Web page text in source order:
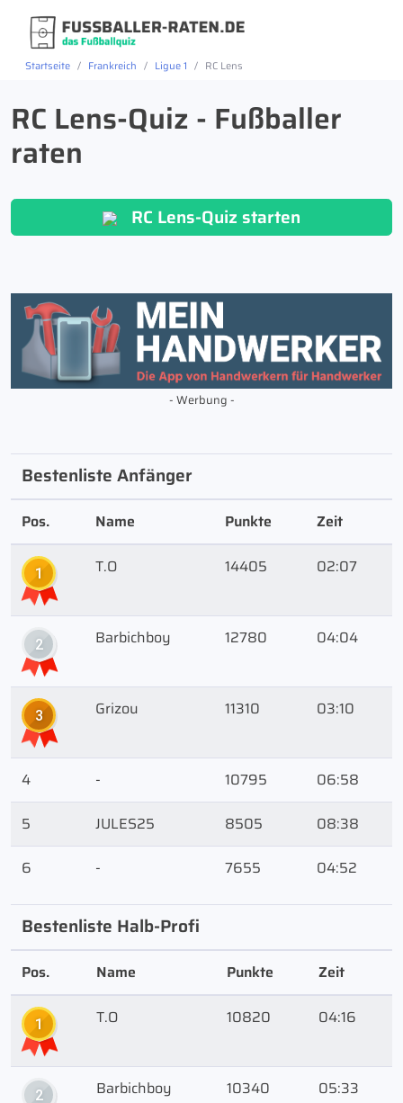
Startseite Frankreich Ligue 1 RC Lens
RC Lens-Quiz - Fußballer
raten
RC Lens-Quiz starten
- Werbung -
Bestenliste Anfänger
Pos. Name Punkte Zeit
1 T.O 14405 02:07
2 Barbichboy 12780 04:04
3 Grizou 11310 03:10
4 - 10795
06:58
5
JULES25 8505
08:38
6
- 7655 04:52
Bestenliste Halb-Profi
Pos. Name Punkte Zeit
1 T.O 10820 04:16
2 Barbichboy 10340 05:33